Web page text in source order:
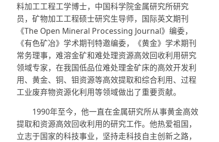
料加工工程工学博士，中国科学院金属研究所研究
员，矿物加工工程硕士研究生导师，国际英文期刊
《The Open Mineral Processing Journal》编委，
《有色矿冶》学术期刊特邀编委，《黄金》学术期刊
常务理事，难溶金矿和难处理资源高效回收利用研究
领域专家，在我国低品位难处理金矿床的高效开发利
用、黄金、铜、钼资源等高效提取和综合利用、过程
工业废弃物资源化利用等领域做出了重要贡献。
1990年至今，他一直在金属研究所从事黄金高效
提取和资源高效回收利用的研究工作。他热爱祖国，
立志于国家的科技事业，坚持走科技自主创新之路，